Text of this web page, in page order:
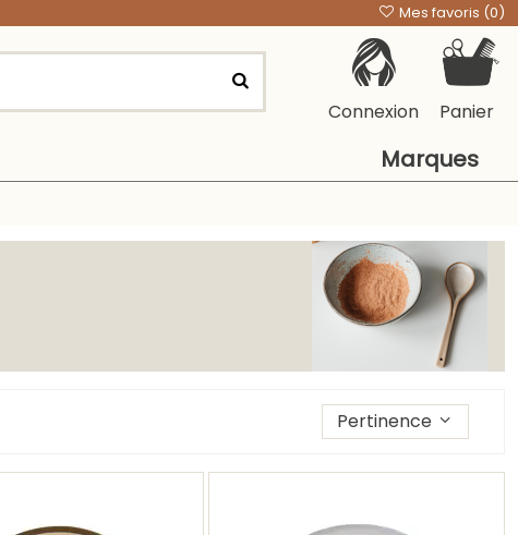
Mes favoris (0)
Connexion Panier
Marques
Trier les produits par
Pertinence